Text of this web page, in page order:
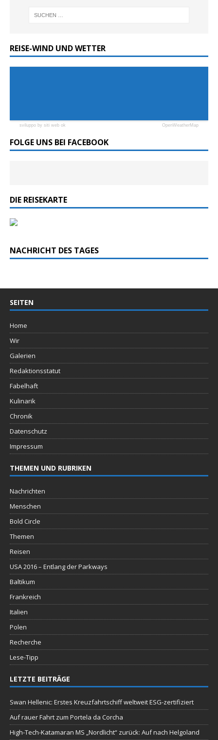
REISE-WIND UND WETTER
sviluppo by siti web ok OpenWeatherMap
FOLGE UNS BEI FACEBOOK
DIE REISEKARTE
NACHRICHT DES TAGES
SEITEN
Home
Wir
Galerien
Redaktionsstatut
Fabelhaft
Kulinarik
Chronik
Datenschutz
Impressum
THEMEN UND RUBRIKEN
Nachrichten
Menschen
Bold Circle
Themen
Reisen
USA 2016 – Entlang der Parkways
Baltikum
Frankreich
Italien
Polen
Recherche
Lese-Tipp
LETZTE BEITRÄGE
Swan Hellenic: Erstes Kreuzfahrtschiff weltweit ESG-zertifiziert
Auf rauer Fahrt zum Portela da Corcha
High-Tech-Katamaran MS „Nordlicht“ zurück: Auf nach Helgoland